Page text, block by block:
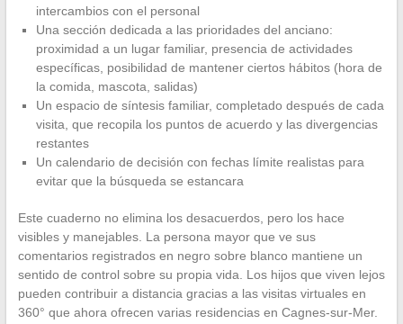
intercambios con el personal
Una sección dedicada a las prioridades del anciano:
proximidad a un lugar familiar, presencia de actividades
específicas, posibilidad de mantener ciertos hábitos (hora de
la comida, mascota, salidas)
Un espacio de síntesis familiar, completado después de cada
visita, que recopila los puntos de acuerdo y las divergencias
restantes
Un calendario de decisión con fechas límite realistas para
evitar que la búsqueda se estancara
Este cuaderno no elimina los desacuerdos, pero los hace
visibles y manejables. La persona mayor que ve sus
comentarios registrados en negro sobre blanco mantiene un
sentido de control sobre su propia vida. Los hijos que viven lejos
pueden contribuir a distancia gracias a las visitas virtuales en
360° que ahora ofrecen varias residencias en Cagnes-sur-Mer.